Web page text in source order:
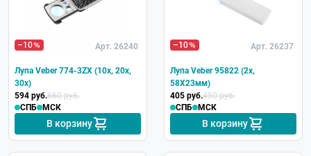
–10 Арт. 26240
Лупа Veber 774-3ZX (10х, 20х,
30х)
594 руб.660 руб.
СПБ
МСК
В корзину
–10 Арт. 26237
Лупа Veber 95822 (2х,
58Х23мм)
405 руб.450 руб.
СПБ
МСК
В корзину